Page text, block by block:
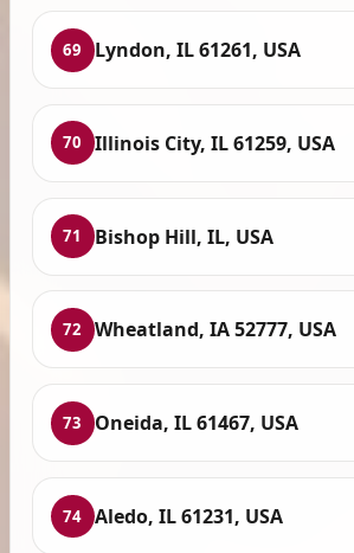
69 Lyndon, IL 61261, USA
70 Illinois City, IL 61259, USA
71 Bishop Hill, IL, USA
72 Wheatland, IA 52777, USA
73 Oneida, IL 61467, USA
74 Aledo, IL 61231, USA